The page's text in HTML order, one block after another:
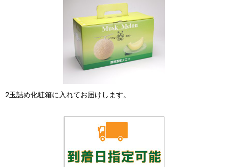
2玉詰め化粧箱に入れてお届けします。